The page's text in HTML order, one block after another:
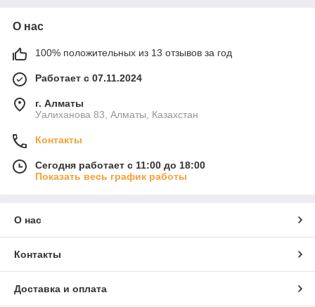
О нас
100% положительных из 13 отзывов за год
Работает с 07.11.2024
г. Алматы
Уалиханова 83, Алматы, Казахстан
Контакты
Сегодня работает с 11:00 до 18:00
Показать весь график работы
О нас
Контакты
Доставка и оплата